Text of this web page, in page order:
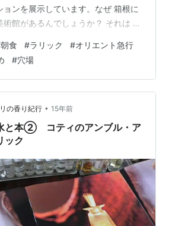
ョンを展示しています。なぜ 箱根に
術館があるんでしょうか？ それは 自
という思いで設立に至ったそうで
たそうです。 場所は箱根の仙石原に
ック博物館 〒250-0631 神奈川県足
186-1 MAP ☎0460-84-2255 (ミュ
(レストラン…
朝食 #ラリック #オリエント急行
#穴場
の香り紀行 • 15年前
と本② コティのアンブル・ア
ック